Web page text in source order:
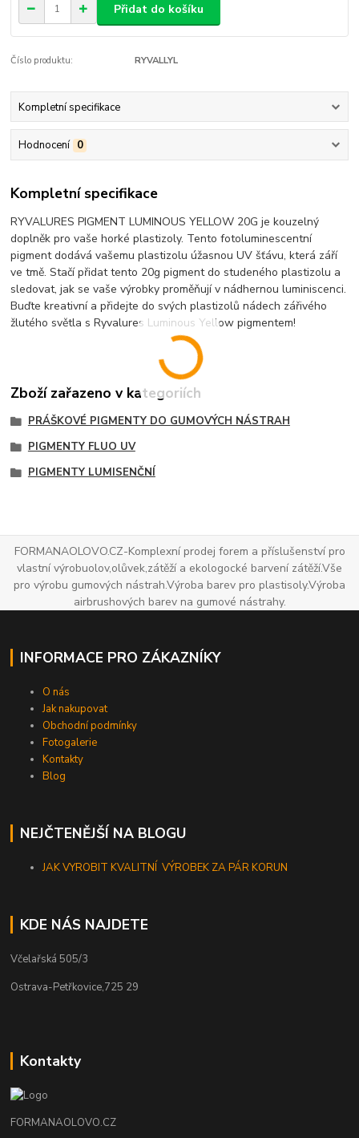
Přidat do košíku
Číslo produktu: RYVALLYL
Kompletní specifikace
Hodnocení 0
Kompletní specifikace
RYVALURES PIGMENT LUMINOUS YELLOW 20G je kouzelný
doplněk pro vaše horké plastizoly. Tento fotoluminescentní
pigment dodává vašemu plastizolu úžasnou UV šťávu, která září
ve tmě. Stačí přidat tento 20g pigment do studeného plastizolu a
sledovat, jak se vaše výrobky proměňují v nádhernou luminiscenci.
Buďte kreativní a přidejte do svých plastizolů nádech zářivého
žlutého světla s Ryvalures Luminous Yellow pigmentem!
Zboží zařazeno v kategoriích
PRÁŠKOVÉ PIGMENTY DO GUMOVÝCH NÁSTRAH
PIGMENTY FLUO UV
PIGMENTY LUMISENČNÍ
FORMANAOLOVO.CZ-Komplexní prodej forem a příslušenství pro
vlastní výrobuolov,olůvek,zátěží a ekologocké barvení zátěží.Vše
pro výrobu gumových nástrah.Výroba barev pro plastisoly.Výroba
airbrushových barev na gumové nástrahy.
INFORMACE PRO ZÁKAZNÍKY
O nás
Jak nakupovat
Obchodní podmínky
Fotogalerie
Kontakty
Blog
NEJČTENĚJŠÍ NA BLOGU
JAK VYROBIT KVALITNÍ VÝROBEK ZA PÁR KORUN
KDE NÁS NAJDETE
Včelařská 505/3
Ostrava-Petřkovice,725 29
Kontakty
FORMANAOLOVO.CZ